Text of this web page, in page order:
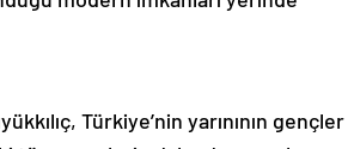
Türkiye’nin yarınının gençler